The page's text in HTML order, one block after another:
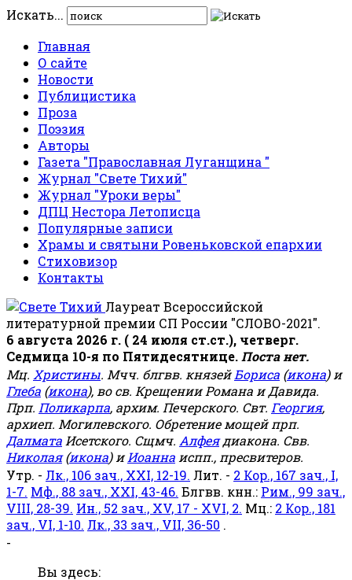
Искать...
Главная
О сайте
Новости
Публицистика
Проза
Поэзия
Авторы
Газета "Православная Луганщина "
Журнал "Свете Тихий"
Журнал "Уроки веры"
ДПЦ Нестора Летописца
Популярные записи
Храмы и святыни Ровеньковской епархии
Стиховизор
Контакты
Лауреат Всероссийской
литературной премии СП России "СЛОВО-2021".
6 августа 2026 г. ( 24 июля ст.ст.), четверг.
Седмица 10-я по Пятидесятнице. Поста нет.
Мц. Христины. Мчч. блгвв. князейБориса (икона) и
Глеба (икона), во св. Крещении Романа и Давида.
Прп. Поликарпа, архим. Печерского. Свт. Георгия,
архиеп. Могилевского. Обретение мощей прп.
Далмата Исетского. Сщмч. Алфеядиакона. Свв.
Николая(икона) иИоанна испп., пресвитеров.
Утр. - Лк., 106 зач., XXI, 12-19. Лит. - 2 Кор., 167 зач., I,
1-7. Мф., 88 зач., XXI, 43-46. Блгвв. кнн.: Рим., 99 зач.,
VIII, 28-39. Ин., 52 зач., XV, 17 - XVI, 2. Мц.: 2 Кор., 181
зач., VI, 1-10. Лк., 33 зач., VII, 36-50 .
-
Вы здесь: